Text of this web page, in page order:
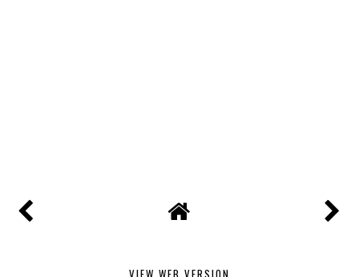
VIEW WEB VERSION